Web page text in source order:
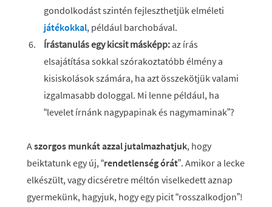
gondolkodást szintén fejleszthetjük elméleti
játékokkal, például barchobával.
Írástanulás egy kicsit másképp: az írás
elsajátítása sokkal szórakoztatóbb élmény a
kisiskolások számára, ha azt összekötjük valami
izgalmasabb dologgal. Mi lenne például, ha
“levelet írnánk nagypapinak és nagymaminak”?
Aszorgos munkát azzal jutalmazhatjuk, hogy
beiktatunk egy új, “rendetlenség órát”. Amikor a lecke
elkészült, vagy dicséretre méltón viselkedett aznap
gyermekünk, hagyjuk, hogy egy picit “rosszalkodjon”!